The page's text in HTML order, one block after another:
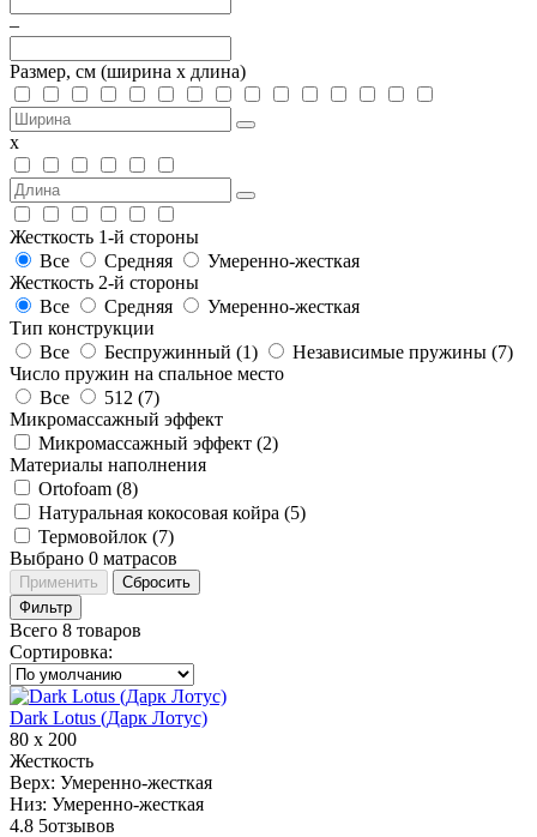
–
Размер, см (ширина х длина)
х
Жесткость 1-й стороны
Все
Средняя
Умеренно-жесткая
Жесткость 2-й стороны
Все
Средняя
Умеренно-жесткая
Тип конструкции
Все
Беспружинный (1) Независимые пружины (7)
Число пружин на спальное место
Все
512 (7)
Микромассажный эффект
Микромассажный эффект (2)
Материалы наполнения
Ortofoam (8)
Натуральная кокосовая койра (5)
Термовойлок (7)
Выбрано 0 матрасов
Применить
Сбросить
Фильтр
Всего 8 товаров
Сортировка:
Dark Lotus (Дарк Лотус)
80 х 200
Жесткость
Верх: Умеренно-жесткая
Низ: Умеренно-жесткая
4.8 5отзывов